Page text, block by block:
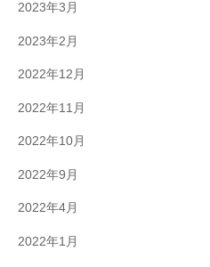
2023年3月
2023年2月
2022年12月
2022年11月
2022年10月
2022年9月
2022年4月
2022年1月